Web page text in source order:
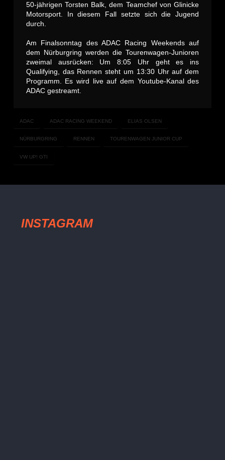
50-jährigen Torsten Balk, dem Teamchef von Glinicke
Motorsport. In diesem Fall setzte sich die Jugend
durch.
Am Finalsonntag des ADAC Racing Weekends auf
dem Nürburgring werden die Tourenwagen-Junioren
zweimal ausrücken: Um 8:05 Uhr geht es ins
Qualifying, das Rennen steht um 13:30 Uhr auf dem
Programm. Es wird live auf dem Youtube-Kanal des
ADAC gestreamt.
ADAC ADAC RACING WEEKEND ELIAS OLSEN
NÜRBURGRING RENNEN TOURENWAGEN JUNIOR CUP
VW UP! GTI
INSTAGRAM